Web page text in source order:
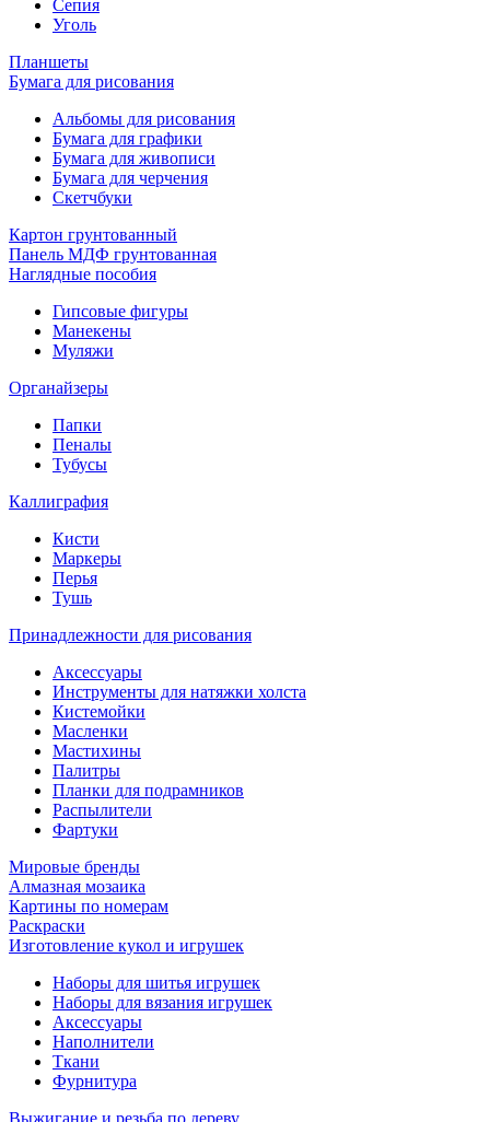
Сепия
Уголь
Планшеты
Бумага для рисования
Альбомы для рисования
Бумага для графики
Бумага для живописи
Бумага для черчения
Скетчбуки
Картон грунтованный
Панель МДФ грунтованная
Наглядные пособия
Гипсовые фигуры
Манекены
Муляжи
Органайзеры
Папки
Пеналы
Тубусы
Каллиграфия
Кисти
Маркеры
Перья
Тушь
Принадлежности для рисования
Аксессуары
Инструменты для натяжки холста
Кистемойки
Масленки
Мастихины
Палитры
Планки для подрамников
Распылители
Фартуки
Мировые бренды
Алмазная мозаика
Картины по номерам
Раскраски
Изготовление кукол и игрушек
Наборы для шитья игрушек
Наборы для вязания игрушек
Аксессуары
Наполнители
Ткани
Фурнитура
Выжигание и резьба по дереву